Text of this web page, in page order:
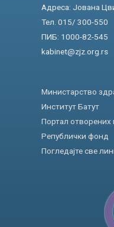
Адреса: Јована
Тел. 015/ 300-550
ПИБ: 1000-82-545
kabinet@zjz.org.rs
Министарство
Институт Батут
Портал отворених
Републички фонд
Погледајте све